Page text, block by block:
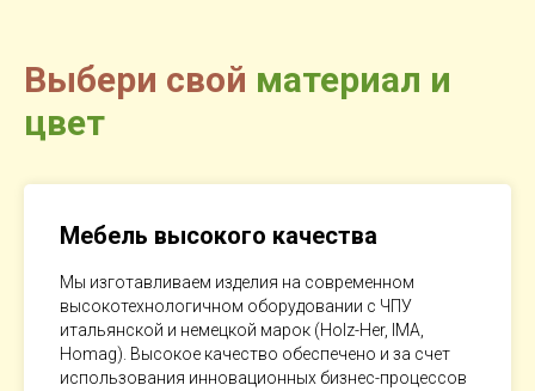
Выбери свой материал и
цвет
Мебель высокого качества
Мы изготавливаем изделия на современном
высокотехнологичном оборудовании с ЧПУ
итальянской и немецкой марок (Holz-Her, IMA,
Homag). Высокое качество обеспечено и за счет
использования инновационных бизнес-процессов